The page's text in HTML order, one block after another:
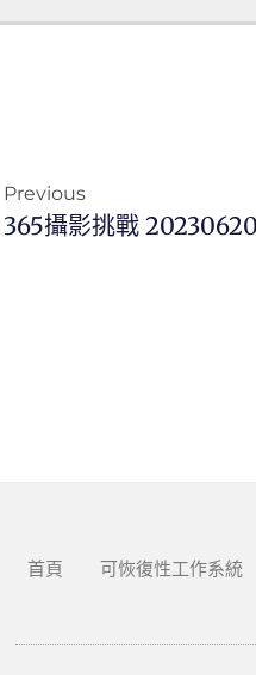
Previous
365攝影挑戰
首頁 可恢復性工作系統